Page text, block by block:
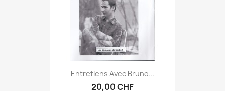
Entretiens Avec Bruno...
20,00 CHF